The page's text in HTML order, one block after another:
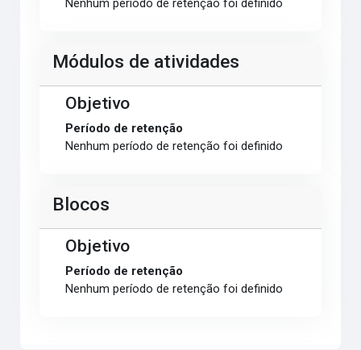
Nenhum período de retenção foi definido
Módulos de atividades
Objetivo
Período de retenção
Nenhum período de retenção foi definido
Blocos
Objetivo
Período de retenção
Nenhum período de retenção foi definido